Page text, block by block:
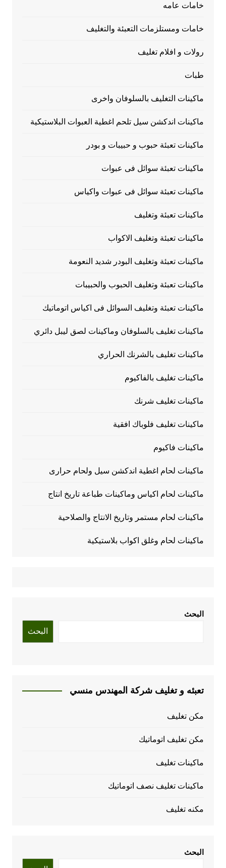
خامات عامه
خامات ومستلزمات التعبئة والتغليف
رولات و افلام تغليف
طبات
ماكينات التغليف بالسلوفان واخرى
ماكينات اندكشن سيل تلحم اغطية العبوات البلاستيكية
ماكينات تعبئة حبوب و حبيبات و بودر
ماكينات تعبئة سوائل فى عبوات
ماكينات تعبئة سوائل فى عبوات واكياس
ماكينات تعبئة وتغليف
ماكينات تعبئة وتغليف الاكواب
ماكينات تعبئة وتغليف البودر شديد النعومة
ماكينات تعبئة وتغليف الحبوب والحبيبات
ماكينات تعبئة وتغليف السوائل فى اكياس اتوماتيك
ماكينات تغليف بالسلوفان وماكينات لصق ليبل دائري
ماكينات تغليف بالشرنك الحراري
ماكينات تغليف بالفاكيوم
ماكينات تغليف شرنك
ماكينات تغليف فلوباك افقية
ماكينات فاكيوم
ماكينات لحام اغطية اندكشن سيل ولحام حرارى
ماكينات لحام اكياس وماكينات طباعة تاريخ انتاج
ماكينات لحام مستمر وتاريخ الانتاج والصلاحية
ماكينات لحام وغلق اكواب بلاستيكية
البحث
البحث
تعبئه و تغليف شركة المهندس منسي
مكن تغليف
مكن تغليف اتوماتيك
ماكينات تغليف
ماكينات تغليف نصف اتوماتيك
مكنه تغليف
البحث